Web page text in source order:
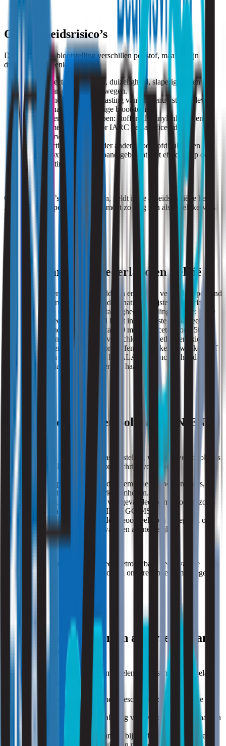
Gezondheidsrisico’s
De effecten van blootstelling verschillen per stof, maar er zijn
duidelijke overeenkomsten:
Acute effecten: hoofdpijn, duizeligheid, slaperigheid en
irritatie van ogen of luchtwegen.
Chronische effecten: aantasting van het zenuwstelsel, lever-
en nierschade bij langdurige blootstelling.
Carcinogene eigenschappen: stoffen als vinylchloride en
dichloormethaan zijn door IARC geclassificeerd als
kankerverwekkend.
Reproductietoxiciteit: onder andere koolstofdisulfide en
ethyleenoxide zijn in verband gebracht met effecten op de
voortplanting.
Omdat de risico’s vaak groot zijn, geldt in de arbeidshygiëne het
ALARA-principe: blootstelling moet zo laag zijn als redelijkerwijs
haalbaar.
Grenswaarden in Nederland en België
De grenswaarden voor oplosmiddelen en gassen verschillen per land
en per stof. Gebruik daarom altijd de nationale lijsten (Nederland:
Bijlage XIII van de Arbeidsomstandighedenregeling, België: FOD
WASO). Voorbeelden: methanol heeft in de meeste landen een
grenswaarde rond 200 ppm (circa 260 mg/m³), aceton rond 500
ppm. Carcinogene stoffen zoals vinylchloride en ethyleenoxide
hebben veel lagere limieten. Voor stoffen die kankerverwekkend of
reprotoxisch zijn geldt daarnaast het ALARA-principe: houd de
blootstelling zo laag als redelijkerwijs haalbaar.
Meten oplosmiddelen volgens NEN-EN
689
Om blootstelling betrouwbaar vast te stellen, wordt gewerkt volgens
de norm NEN-EN 689. Deze norm schrijft voor dat:
Metingen plaatsvinden in de ademzone van werknemers,
representatief voor de werkzaamheden.
Er gebruikgemaakt wordt van gevalideerde methoden, zoals
gaschromatografie (GC-FID of GC-MS).
Resultaten statistisch worden beoordeeld om te bepalen of
overschrijding van grenswaarden aannemelijk is.
Door deze systematiek ontstaat een betrouwbaar beeld van de
blootstelling, dat gebruikt kan worden om preventieve maatregelen
Waarom laten meten en analyseren van
oplosmiddelen?
Bedrijven die werken met oplosmiddelen en gassen hebben belang
bij luchtmetingen omdat dit:
Gezondheid van werknemers beschermt, zowel op korte als
Compliance waarborgt: naleving van wettelijke grenswaarden
Inzicht geeft in verbeterpunten, bijvoorbeeld bij ventilatie,